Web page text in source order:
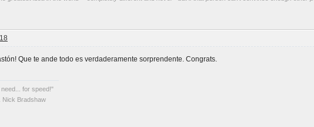
Que te ande todo es verdaderamente sorprendente. Congrats.
for speed!"
Nick Bradshaw